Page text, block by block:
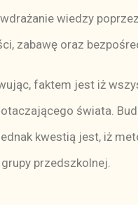
wiedzy
zabawę oraz
faktem jest iż
świata.
kwestią jest, iż
przedszkolnej.